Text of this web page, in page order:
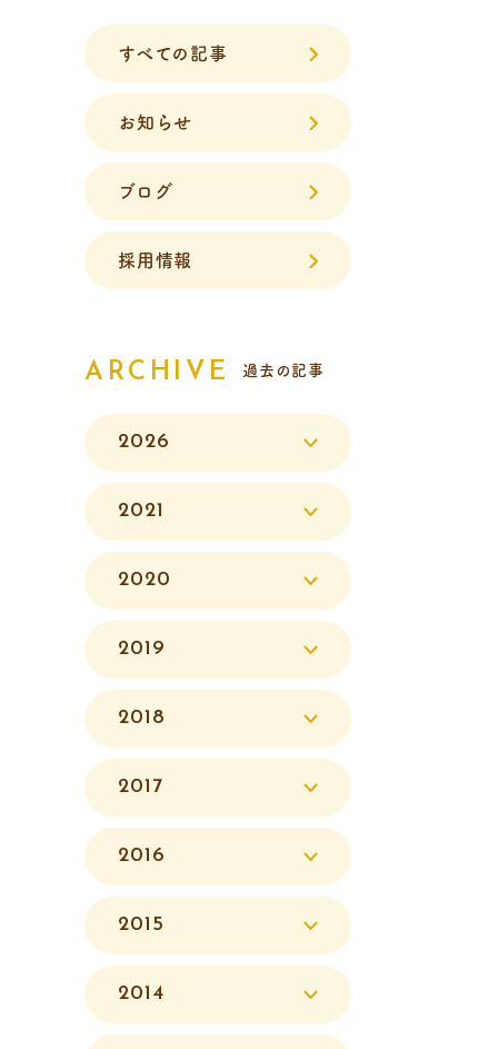
すべての記事
お知らせ
ブログ
採用情報
ARCHIVE 過去の記事
2026
2021
2020
2019
2018
2017
2016
2015
2014